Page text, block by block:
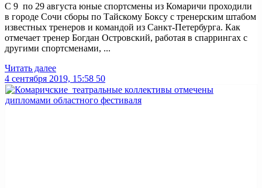
С 9 по 29 августа юные спортсмены из Комаричи проходили
в городе Сочи сборы по Тайскому Боксу с тренерским штабом
известных тренеров и командой из Санкт-Петербурга. Как
отмечает тренер Богдан Островский, работая в спаррингах с
другими спортсменами, ...
Читать далее
4 сентября 2019, 15:58 50